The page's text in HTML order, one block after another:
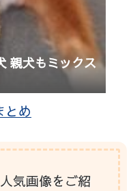
親犬もミックス
とめ
気画像をご紹